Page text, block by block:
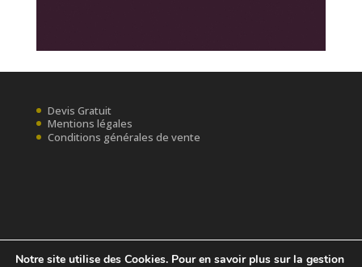
Devis Gratuit
Mentions légales
Conditions générales de vente
Notre site utilise des Cookies. Pour en savoir plus sur la gestion